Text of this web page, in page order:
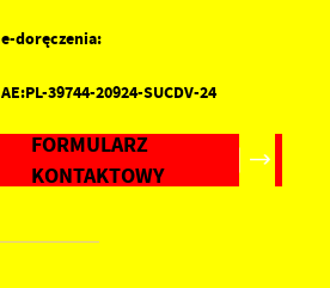
e-doręczenia:
AE:PL-39744-20924-SUCDV-24
FORMULARZ
KONTAKTOWY